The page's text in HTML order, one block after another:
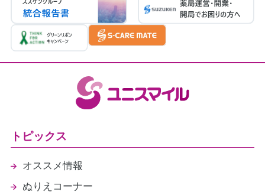
トピックス
オススメ情報
ぬりえコーナー